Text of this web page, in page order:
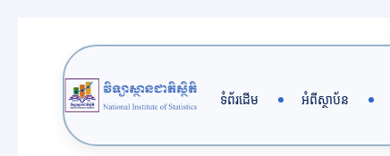
content
ទំព័រដើម អំពីស្ថាប័ន